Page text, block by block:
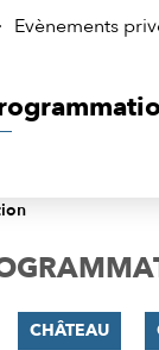
Evènements
CHÂTEAU